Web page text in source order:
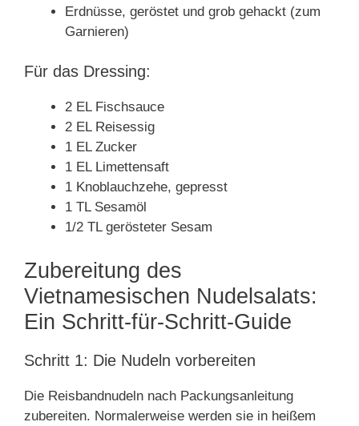
Erdnüsse, geröstet und grob gehackt (zum
Garnieren)
Für das Dressing:
2 EL Fischsauce
2 EL Reisessig
1 EL Zucker
1 EL Limettensaft
1 Knoblauchzehe, gepresst
1 TL Sesamöl
1/2 TL gerösteter Sesam
Zubereitung des
Vietnamesischen Nudelsalats:
Ein Schritt-für-Schritt-Guide
Schritt 1: Die Nudeln vorbereiten
Die Reisbandnudeln nach Packungsanleitung
zubereiten. Normalerweise werden sie in heißem